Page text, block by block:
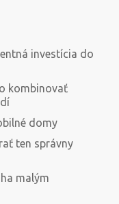
investícia do
kombinovať
domy
ten správny
malým